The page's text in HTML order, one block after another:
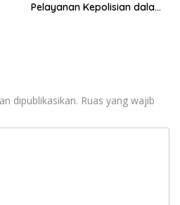
Pelayanan Kepolisian dalam
dipublikasikan. Ruas yang wajib